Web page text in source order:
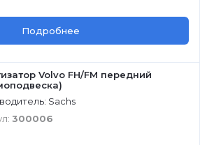
Подробнее
Volvo FH/FM передний
Sachs
300006